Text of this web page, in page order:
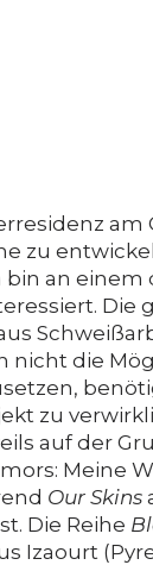
am
zu
an
Die
nicht die
zu
auf der
Meine
Our Skins
Die Reihe
Izaourt